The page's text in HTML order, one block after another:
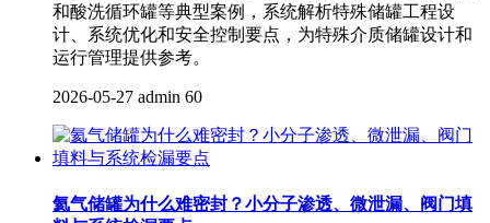
和酸洗循环罐等典型案例，系统解析特殊储罐工程设
计、系统优化和安全控制要点，为特殊介质储罐设计和
运行管理提供参考。
2026-05-27 admin 60
氦气储罐为什么难密封？小分子渗透、微泄漏、阀门填